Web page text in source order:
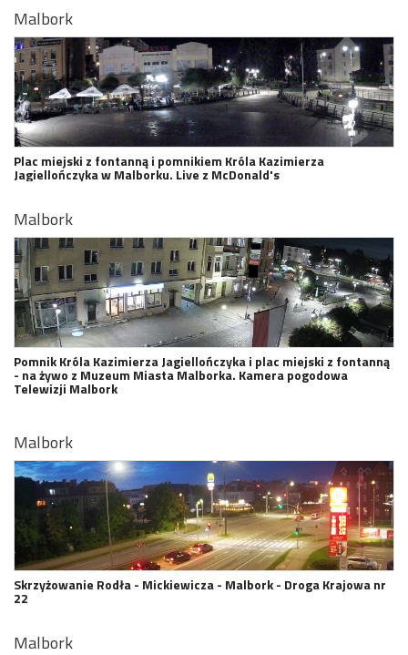
Malbork
Plac miejski z fontanną i pomnikiem Króla Kazimierza
Jagiellończyka w Malborku. Live z McDonald's
Malbork
Pomnik Króla Kazimierza Jagiellończyka i plac miejski z fontanną
- na żywo z Muzeum Miasta Malborka. Kamera pogodowa
Telewizji Malbork
Malbork
Skrzyżowanie Rodła - Mickiewicza - Malbork - Droga Krajowa nr
22
Malbork